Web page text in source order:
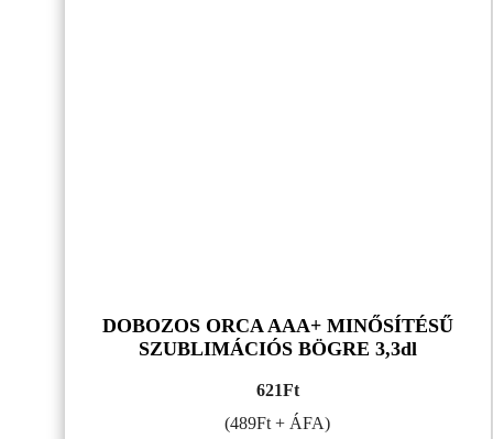
DOBOZOS ORCA AAA+ MINŐSÍTÉSŰ
SZUBLIMÁCIÓS BÖGRE 3,3dl
621Ft
(489Ft + ÁFA)